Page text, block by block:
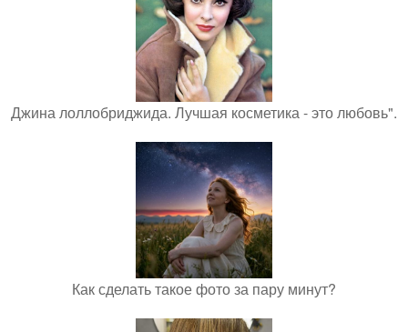
Джина лоллобриджида. Лучшая косметика - это любовь".
Как сделать такое фото за пару минут?